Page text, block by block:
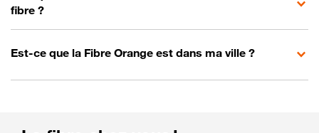
fibre ?
Est-ce que la Fibre Orange est dans ma ville ?